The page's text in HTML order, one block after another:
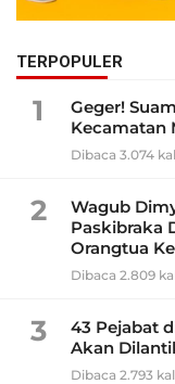
TERPOPULER
1
Geger!
Kecamatan
Dibaca 3.074
2
Wagub
Paskibraka
Orangtua
Dibaca 2.809
3
43 Pejabat
Akan
Dibaca 2.793